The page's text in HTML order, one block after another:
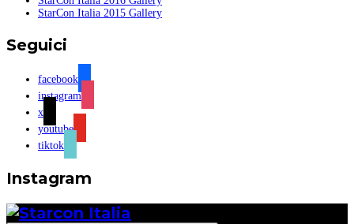
StarCon Italia 2015 Gallery
Seguici
facebook
instagram
x
youtube
tiktok
Instagram